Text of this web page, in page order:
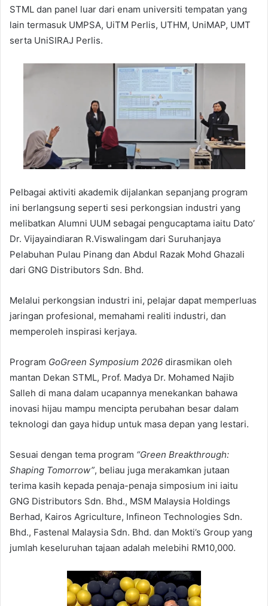
STML dan panel luar dari enam universiti tempatan yang
lain termasuk UMPSA, UiTM Perlis, UTHM, UniMAP, UMT
serta UniSIRAJ Perlis.
Pelbagai aktiviti akademik dijalankan sepanjang program
ini berlangsung seperti sesi perkongsian industri yang
melibatkan Alumni UUM sebagai pengucaptama iaitu Dato’
Dr. Vijayaindiaran R.Viswalingam dari Suruhanjaya
Pelabuhan Pulau Pinang dan Abdul Razak Mohd Ghazali
dari GNG Distributors Sdn. Bhd.
Melalui perkongsian industri ini, pelajar dapat memperluas
jaringan profesional, memahami realiti industri, dan
memperoleh inspirasi kerjaya.
Program GoGreen Symposium 2026 dirasmikan oleh
mantan Dekan STML, Prof. Madya Dr. Mohamed Najib
Salleh di mana dalam ucapannya menekankan bahawa
inovasi hijau mampu mencipta perubahan besar dalam
teknologi dan gaya hidup untuk masa depan yang lestari.
Sesuai dengan tema program “Green Breakthrough:
Shaping Tomorrow”, beliau juga merakamkan jutaan
terima kasih kepada penaja-penaja simposium ini iaitu
GNG Distributors Sdn. Bhd., MSM Malaysia Holdings
Berhad, Kairos Agriculture, Infineon Technologies Sdn.
Bhd., Fastenal Malaysia Sdn. Bhd. dan Mokti’s Group yang
jumlah keseluruhan tajaan adalah melebihi RM10,000.